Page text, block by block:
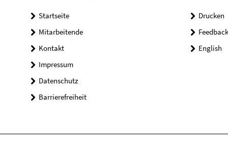
Startseite
Mitarbeitende
Kontakt
Impressum
Datenschutz
Barrierefreiheit
Drucken
Feedback
English